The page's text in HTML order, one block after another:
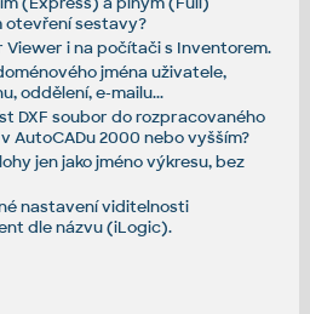
otevření sestavy?
Viewer i na počítači s Inventorem.
jména uživatele,
oddělení, e-mailu...
DXF soubor do rozpracovaného
AutoCADu 2000 nebo vyšším?
jen jako jméno výkresu, bez
nastavení viditelnosti
dle názvu (iLogic).